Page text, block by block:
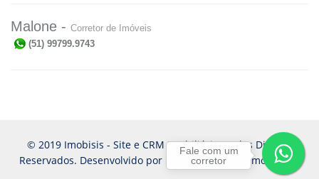
Malone - Corretor de Imóveis
(51) 99799.9743
© 2019 Imobisis - Site e CRM Imobiliário. Todos Direitos
Reservados. Desenvolvido por
Imobisis - Gestor Imobiliário
Fale com um
corretor